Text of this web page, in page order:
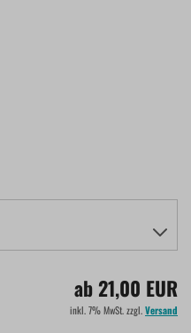
ab 21,00 EUR
inkl. 7% MwSt. zzgl.Versand